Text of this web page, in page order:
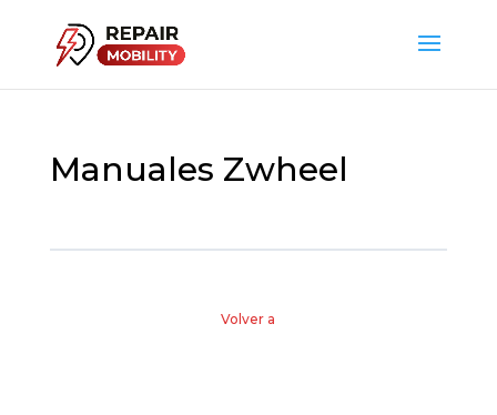
Manuales Zwheel
Volver a